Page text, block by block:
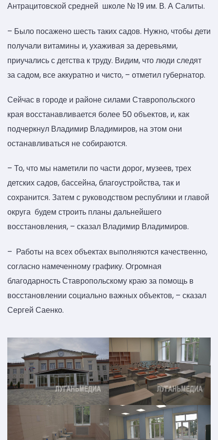
Антрацитовской средней школе № 19 им. В. А Салиты.
– Было посажено шесть таких садов. Нужно, чтобы дети
получали витамины и, ухаживая за деревьями,
приучались с детства к труду. Видим, что люди следят
за садом, все аккуратно и чисто, – отметил губернатор.
Сейчас в городе и районе силами Ставропольского
края восстанавливается более 50 объектов, и, как
подчеркнул Владимир Владимиров, на этом они
останавливаться не собираются.
– То, что мы наметили по части дорог, музеев, трех
детских садов, бассейна, благоустройства, так и
сохранится. Затем с руководством республики и главой
округа будем строить планы дальнейшего
восстановления, – сказал Владимир Владимиров.
– Работы на всех объектах выполняются качественно,
согласно намеченному графику. Огромная
благодарность Ставропольскому краю за помощь в
восстановлении социально важных объектов, – сказал
Сергей Саенко.